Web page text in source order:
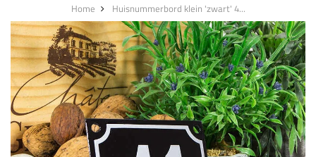
Home Huisnummerbord klein 'zwart' 4...